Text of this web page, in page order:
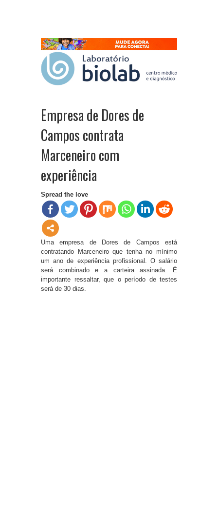
Empresa de Dores de
Campos contrata
Marceneiro com
experiência
Spread the love
Uma empresa de Dores de Campos está
contratando Marceneiro que tenha no mínimo
um ano de experiência profissional. O salário
será combinado e a carteira assinada. É
importante ressaltar, que o período de testes
será de 30 dias.